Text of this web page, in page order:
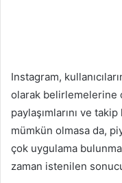
Instagram,
olarak belirlemelerine
paylaşımlarını ve
mümkün olmasa da,
çok uygulama
zaman istenilen